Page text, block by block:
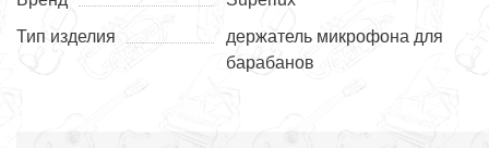
Тип изделия
держатель микрофона для
барабанов